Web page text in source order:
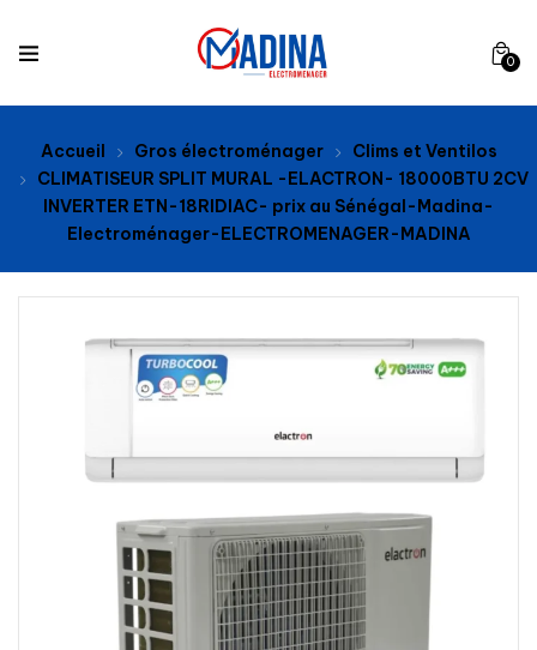
0
Accueil Gros électroménager
Clims et Ventilos
CLIMATISEUR SPLIT MURAL -ELACTRON- 18000BTU 2CV
INVERTER ETN-18RIDIAC- prix au Sénégal-Madina-
Electroménager-ELECTROMENAGER-MADINA